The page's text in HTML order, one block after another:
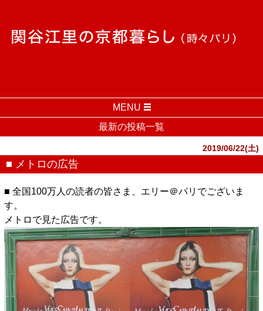
MENU
最新の投稿一覧
2019/06/22(土)
■ メトロの広告
■ 全国100万人の読者の皆さま、エリー＠パリでございま
す。
メトロで見た広告です。